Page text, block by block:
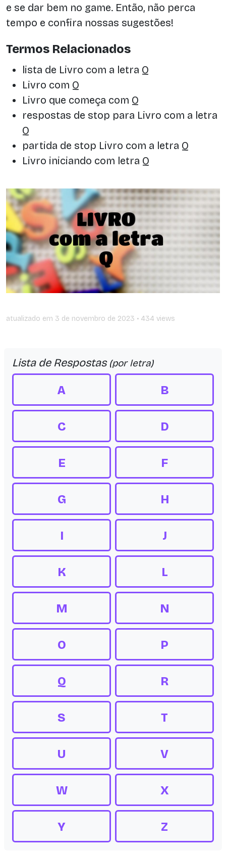
e se dar bem no game. Então, não perca
tempo e confira nossas sugestões!
Termos Relacionados
lista de Livro com a letra Q
Livro com Q
Livro que começa com Q
respostas de stop para Livro com a letra
Q
partida de stop Livro com a letra Q
Livro iniciando com letra Q
atualizado em 3 de novembro de 2023 • 434 views
Lista de Respostas (por letra)
A B
C D
E F
G H
I J
K L
M N
O P
Q R
S T
U V
W X
Y Z